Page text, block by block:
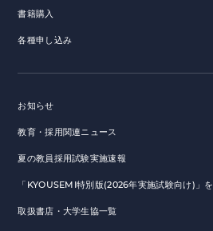
書籍購入
各種申し込み
お知らせ
教育・採用関連ニュース
夏の教員採用試験実施速報
「KYOUSEMI特別版(2026年実施試験向け)」
取扱書店・大学生協一覧